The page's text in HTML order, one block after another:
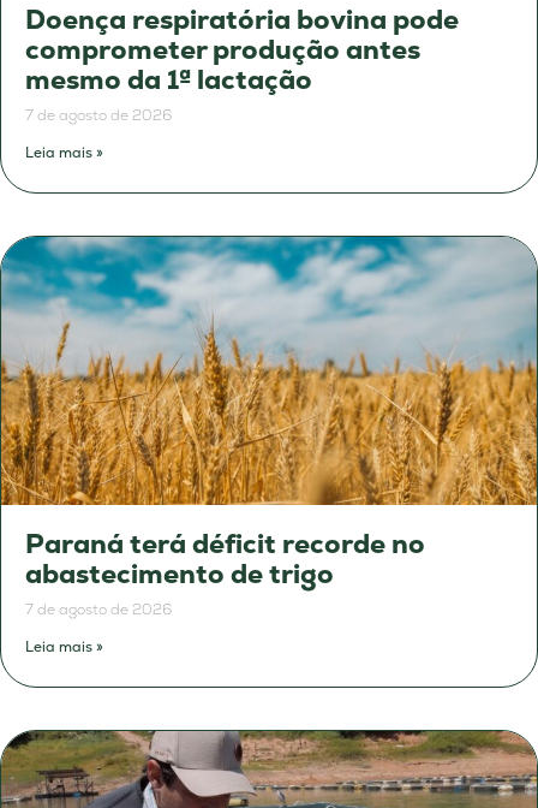
Doença respiratória bovina pode
comprometer produção antes
mesmo da 1ª lactação
7 de agosto de 2026
Leia mais »
Paraná terá déficit recorde no
abastecimento de trigo
7 de agosto de 2026
Leia mais »